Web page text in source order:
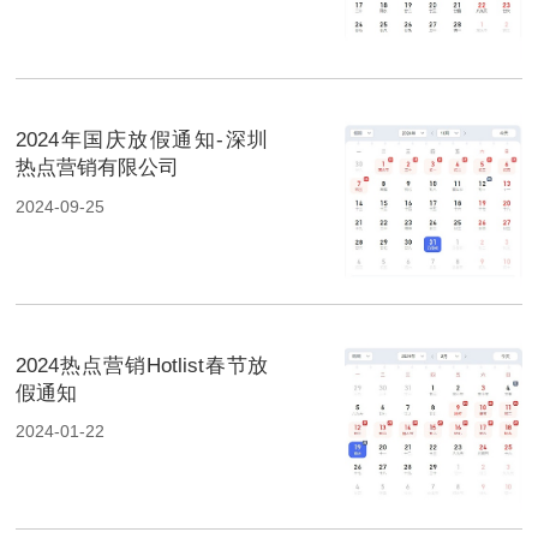
2024年国庆放假通知-深圳
热点营销有限公司
2024-09-25
2024热点营销Hotlist春节放
假通知
2024-01-22